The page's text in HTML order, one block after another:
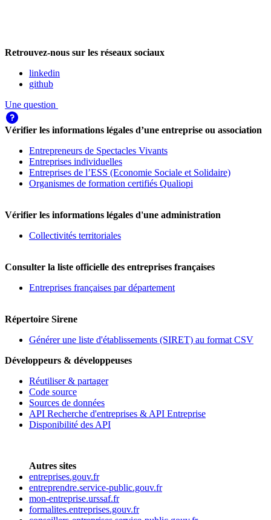
Retrouvez-nous sur les réseaux sociaux
linkedin
github
Une question
Vérifier les informations légales d’une entreprise ou association
Entrepreneurs de Spectacles Vivants
Entreprises individuelles
Entreprises de l’ESS (Economie Sociale et Solidaire)
Organismes de formation certifiés Qualiopi
Vérifier les informations légales d'une administration
Collectivités territoriales
Consulter la liste officielle des entreprises françaises
Entreprises françaises par département
Répertoire Sirene
Générer une liste d'établissements (SIRET) au format CSV
Développeurs & développeuses
Réutiliser & partager
Code source
Sources de données
API Recherche d'entreprises & API Entreprise
Disponibilité des API
Autres sites
entreprises.gouv.fr
entreprendre.service-public.gouv.fr
mon-entreprise.urssaf.fr
formalites.entreprises.gouv.fr